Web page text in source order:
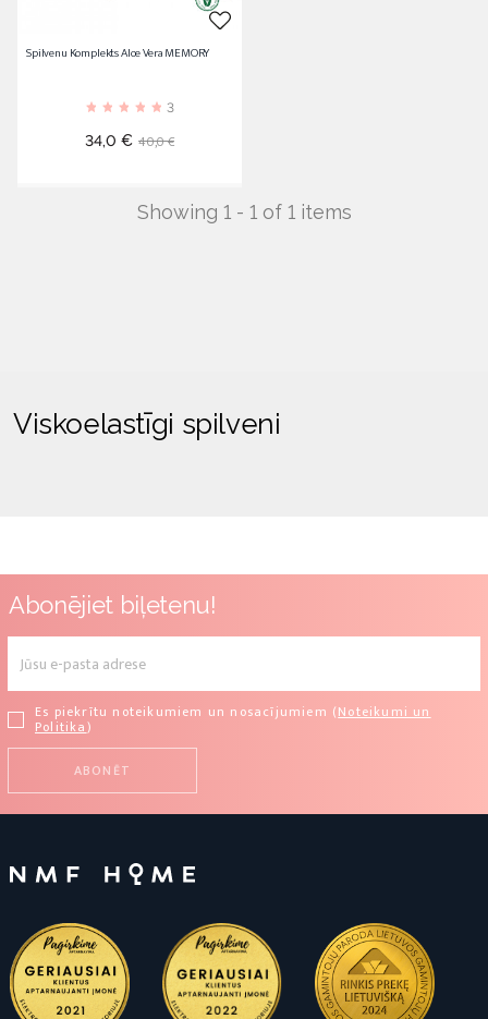
Spilvenu Komplekts Aloe Vera MEMORY
3
Cena
34,0 € Standarta
40,0 €
Showing 1 - 1 of 1 items
Viskoelastīgi spilveni
Abonējiet biļetenu!
Es piekrītu noteikumiem un nosacījumiem (Noteikumi un
Politika)